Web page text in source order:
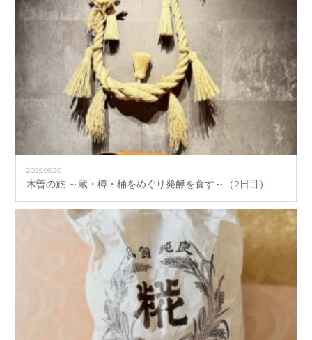
2025.05.20
木曽の旅 ～蔵・樽・桶をめぐり発酵を食す～（2日目）